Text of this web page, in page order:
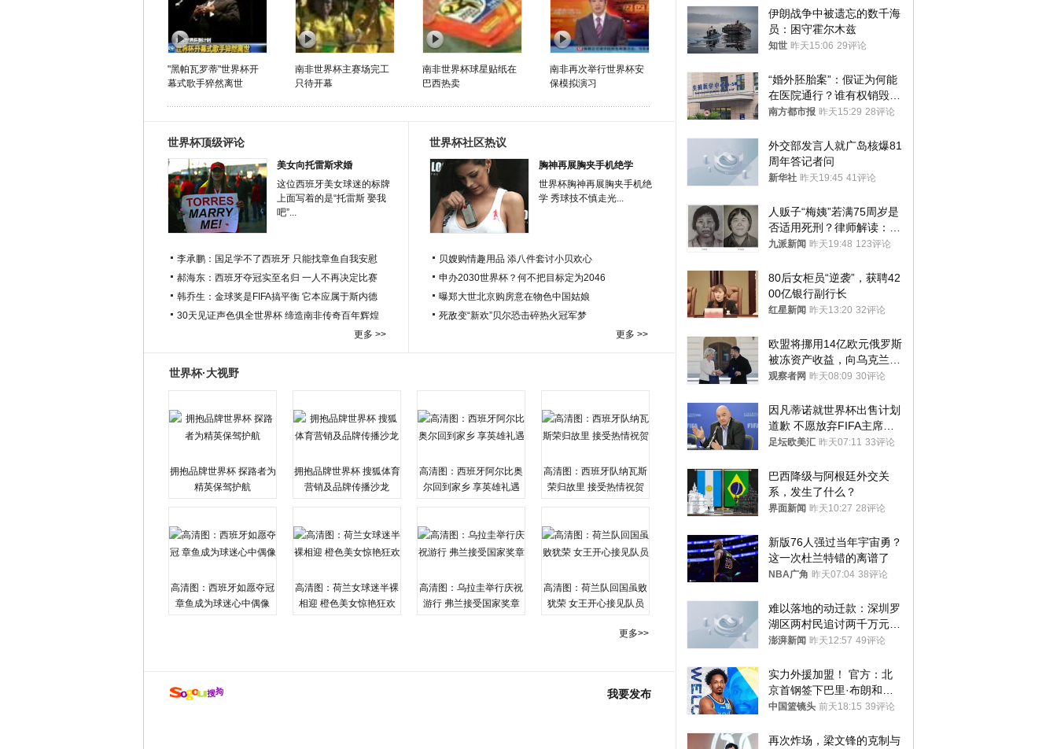
"黑帕瓦罗蒂"世界杯开
幕式歌手猝然离世
南非世界杯主赛场完工
只待开幕
南非世界杯球星贴纸在
巴西热卖
南非再次举行世界杯安
保模拟演习
世界杯顶级评论
美女向托雷斯求婚
这位西班牙美女球迷的标牌
上面写着的是“托雷斯 娶我
吧”...
李承鹏：国足学不了西班牙 只能找章鱼自我安慰
郝海东：西班牙夺冠实至名归 一人不再决定比赛
韩乔生：金球奖是FIFA搞平衡 它本应属于斯内德
30天见证声色俱全世界杯 缔造南非传奇百年辉煌
更多 >>
世界杯社区热议
胸神再展胸夹手机绝学
世界杯胸神再展胸夹手机绝
学 秀球技不慎走光...
贝嫂购情趣用品 添八件套讨小贝欢心
申办2030世界杯？何不把目标定为2046
曝郑大世北京购房意在物色中国姑娘
死敌变“新欢”贝尔恐击碎热火冠军梦
更多 >>
世界杯·大视野
拥抱品牌世界杯 探路者为
精英保驾护航
拥抱品牌世界杯 搜狐体育
营销及品牌传播沙龙
高清图：西班牙阿尔比奥
尔回到家乡 享英雄礼遇
高清图：西班牙队纳瓦斯
荣归故里 接受热情祝贺
高清图：西班牙如愿夺冠
章鱼成为球迷心中偶像
高清图：荷兰女球迷半裸
相迎 橙色美女惊艳狂欢
高清图：乌拉圭举行庆祝
游行 弗兰接受国家奖章
高清图：荷兰队回国虽败
犹荣 女王开心接见队员
更多>>
我要发布
伊朗战争中被遗忘的数千海
员：困守霍尔木兹
知世 昨天15:06 29评论
“婚外胚胎案”：假证为何能
在医院通行？谁有权销毁胚
胎？
南方都市报 昨天15:29 28评论
外交部发言人就广岛核爆81
周年答记者问
新华社 昨天19:45 41评论
人贩子“梅姨”若满75周岁是
否适用死刑？律师解读：很
大概率不会被判处死刑
九派新闻 昨天19:48 123评论
80后女柜员“逆袭”，获聘42
00亿银行副行长
红星新闻 昨天13:20 32评论
欧盟将挪用14亿欧元俄罗斯
被冻资产收益，向乌克兰提
供援助
观察者网 昨天08:09 30评论
因凡蒂诺就世界杯出售计划
道歉 不愿放弃FIFA主席职
位
足坛欧美汇 昨天07:11 33评论
巴西降级与阿根廷外交关
系，发生了什么？
界面新闻 昨天10:27 28评论
新版76人强过当年宇宙勇？
这一次杜兰特错的离谱了
NBA广角 昨天07:04 38评论
难以落地的动迁款：深圳罗
湖区两村民追讨两千万元动
迁款八年未果
澎湃新闻 昨天12:57 49评论
实力外援加盟！ 官方：北
京首钢签下巴里·布朗和桑
普森
中国篮镜头 前天18:15 39评论
再次炸场，梁文锋的克制与